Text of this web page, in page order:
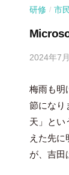
研修 / 市
2024年7
梅雨も明
節になり
天」とい
えた先に
が、吉田